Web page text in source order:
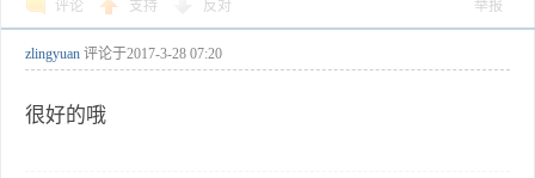
评论 支持 反对 举报
zlingyuan 评论于2017-3-28 07:20
很好的哦